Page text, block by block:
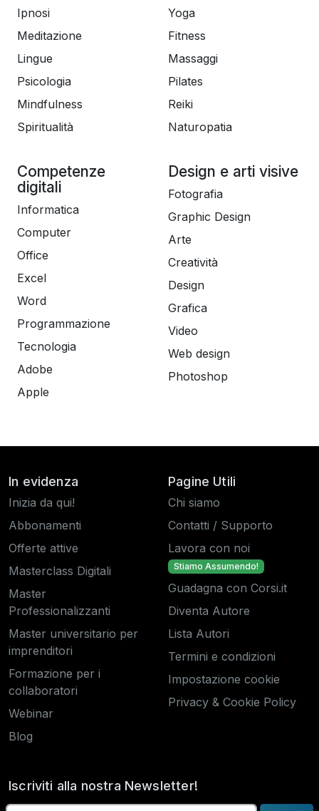
Ipnosi
Meditazione
Lingue
Psicologia
Mindfulness
Spiritualità
Yoga
Fitness
Massaggi
Pilates
Reiki
Naturopatia
Competenze
digitali
Informatica
Computer
Office
Excel
Word
Programmazione
Tecnologia
Adobe
Apple
Design e arti visive
Fotografia
Graphic Design
Arte
Creatività
Design
Grafica
Video
Web design
Photoshop
In evidenza
Inizia da qui!
Abbonamenti
Offerte attive
Masterclass Digitali
Master
Professionalizzanti
Master universitario per
imprenditori
Formazione per i
collaboratori
Webinar
Blog
Pagine Utili
Chi siamo
Contatti / Supporto
Lavora con noi
Stiamo Assumendo!
Guadagna con Corsi.it
Diventa Autore
Lista Autori
Termini e condizioni
Impostazione cookie
Privacy & Cookie Policy
Iscriviti alla nostra Newsletter!